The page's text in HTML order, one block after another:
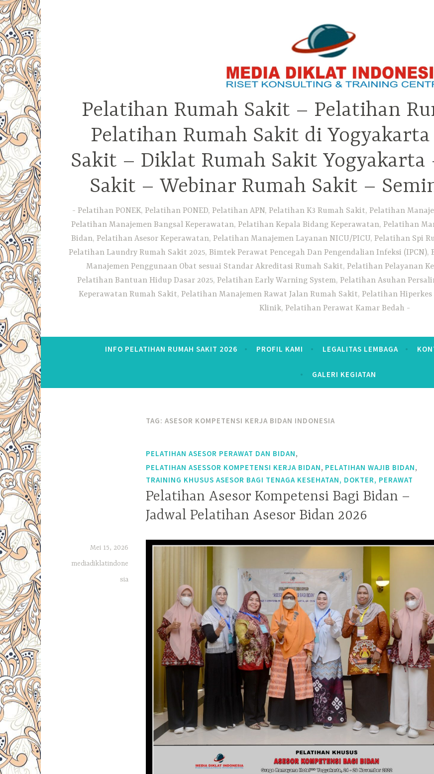
Pelatihan Rumah Sakit – Pelatihan
Pelatihan Rumah Sakit di
Sakit – Diklat Rumah Sakit
Sakit – Webinar Rumah Sakit –
Pelatihan PONEK, Pelatihan PONED, Pelatihan APN, Pelatihan K3 Rumah Sakit, Pelatihan
Pelatihan Manajemen Bangsal Keperawatan, Pelatihan Kepala Bidang Keperawatan, Pelatihan
Bidan, Pelatihan Asesor Keperawatan, Pelatihan Manajemen Layanan NICU/PICU, Pelatihan Spi
Pelatihan Laundry Rumah Sakit 2025, Bimtek Perawat Pencegah Dan Pengendalian Infeksi
Manajemen Penggunaan Obat sesuai Standar Akreditasi Rumah Sakit, Pelatihan Pelayanan
Pelatihan Bantuan Hidup Dasar 2025, Pelatihan Early Warning System, Pelatihan Asuhan
Keperawatan Rumah Sakit, Pelatihan Manajemen Rawat Jalan Rumah Sakit, Pelatihan
Klinik, Pelatihan Perawat Kamar Bedah
INFO PELATIHAN RUMAH SAKIT 2026 PROFIL KAMI LEGALITAS LEMBAGA
GALERI KEGIATAN
TAG: ASESOR KOMPETENSI KERJA BIDAN INDONESIA
PELATIHAN ASESOR PERAWAT DAN BIDAN,
PELATIHAN ASESSOR KOMPETENSI KERJA BIDAN, PELATIHAN WAJIB BIDAN,
TRAINING KHUSUS ASESOR BAGI TENAGA KESEHATAN, DOKTER, PERAWAT
Pelatihan Asesor Kompetensi Bagi Bidan –
Jadwal Pelatihan Asesor Bidan 2026
Mei 15, 2026
mediadiklatindone
sia